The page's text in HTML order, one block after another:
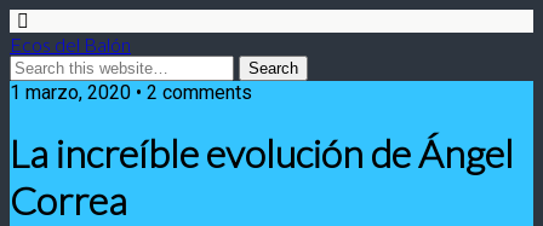
Ecos del Balón
1 marzo, 2020 • 2 comments
La increíble evolución de Ángel
Correa